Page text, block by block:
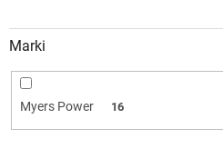
k
t
ó
w
Marki
Myers Power 16